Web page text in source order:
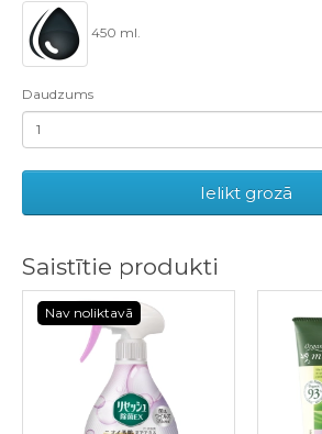
450 ml.
Daudzums
Ielikt grozā
Saistītie produkti
Nav noliktavā